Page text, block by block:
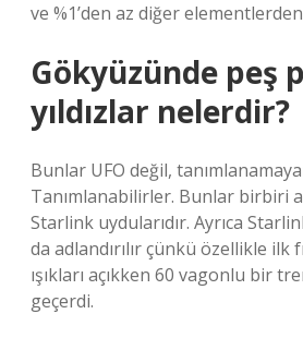
ve %1’den az diğer
Gökyüzünde peş
yıldızlar nelerdir?
Bunlar UFO değil,
Tanımlanabilirler. Bunlar birbiri
Starlink uydularıdır. Ayrıca
da adlandırılır çünkü özellikle ilk
ışıkları açıkken 60 vagonlu bir
geçerdi.